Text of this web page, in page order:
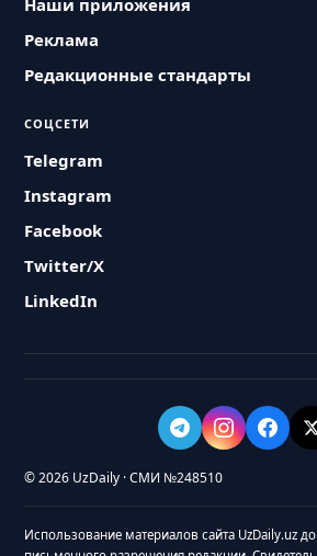
Наши приложения
Реклама
Редакционные стандарты
СОЦСЕТИ
Telegram
Instagram
Facebook
Twitter/X
LinkedIn
© 2026 UzDaily · СМИ №248510
Использование материалов сайта UzDaily.uz